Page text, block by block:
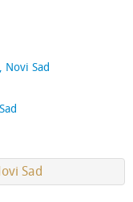
Sad
Sad